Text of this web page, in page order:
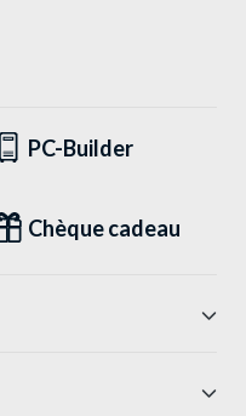
PC-Builder
Chèque cadeau